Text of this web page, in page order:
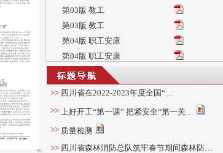
第03版 教工
第03版 教工
第04版 职工安康
第04版 职工安康
>> 四川省在2022-2023年度全国“…
>> 上好开工“第一课” 把紧安全“第一关…
>> 质量检测
>> 四川省森林消防总队筑牢春节期间森林防…